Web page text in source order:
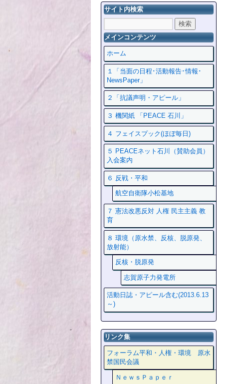
サイト内検索
メインコンテンツ
ホーム
１「当面の日程･活動報告･情報･
NewsPaper」
２「抗議声明・アピール」
３ 機関紙 「PEACE 石川」
４ フェイスプック(ほぼ毎日)
５ PEACEネット石川（賛助会員）
入会案内
６ 反戦・平和
航空自衛隊小松基地
７ 憲法改悪反対 人権 民主主義 教
育
８ 環境（原水禁、反核、脱原発、
放射能）
反核・脱原発
志賀原子力発電所
活動日誌・アピール含む(2013.6.13
～)
リンク集
フォーラム平和・人権・環境 原水
禁国民会議
ＮｅｗｓＰａｐｅｒ